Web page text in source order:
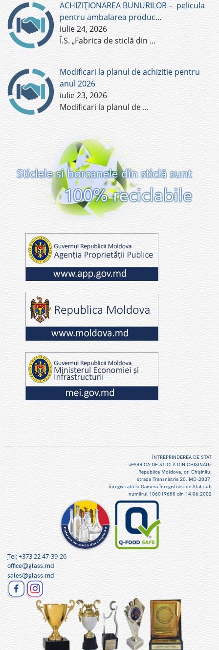
ACHIZIȚIONAREA BUNURILOR – pelicula
pentru ambalarea produc…
iulie 24, 2026
Î.S. „Fabrica de sticlă din ...
Modificari la planul de achizitie pentru
anul 2026
iulie 23, 2026
Modificari la planul de ...
ÎNTREPRINDEREA DE STAT
«FABRICA DE STICLĂ DIN CHIŞINĂU»
Republica Moldova, or. Chişinău,
strada Transnistria 20. MD-2037,
înregistrată la Camera Înregistrării de Stat sub
numărul 106019688 din 14.06.2002
Tel:+373 22 47-39-26
office@glass.md
sales@glass.md